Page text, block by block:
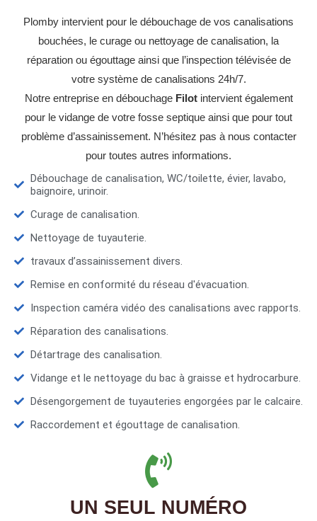
Plomby intervient pour le débouchage de vos canalisations
bouchées, le curage ou nettoyage de canalisation, la
réparation ou égouttage ainsi que l’inspection télévisée de
votre système de canalisations 24h/7.
Notre entreprise en débouchage Filotintervient également
pour le vidange de votre fosse septique ainsi que pour tout
problème d’assainissement. N’hésitez pas à nous contacter
pour toutes autres informations.
Débouchage de canalisation, WC/toilette, évier, lavabo,
baignoire, urinoir.
Curage de canalisation.
Nettoyage de tuyauterie.
travaux d’assainissement divers.
Remise en conformité du réseau d'évacuation.
Inspection caméra vidéo des canalisations avec rapports.
Réparation des canalisations.
Détartrage des canalisation.
Vidange et le nettoyage du bac à graisse et hydrocarbure.
Désengorgement de tuyauteries engorgées par le calcaire.
Raccordement et égouttage de canalisation.
UN SEUL NUMÉRO